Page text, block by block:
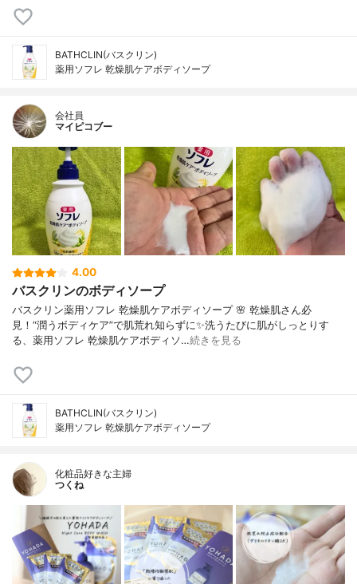
BATHCLIN(バスクリン)
薬用ソフレ 乾燥肌ケアボディソープ
会社員
マイピコブー
4.00
バスクリンのボディソープ
バスクリン薬用ソフレ 乾燥肌ケアボディソープ 🌸 乾燥肌さん必
見！“潤うボディケア”で肌荒れ知らずに✨洗うたびに肌がしっとりす
る、薬用ソフレ 乾燥肌ケアボディソ…続きを見る
BATHCLIN(バスクリン)
薬用ソフレ 乾燥肌ケアボディソープ
化粧品好きな主婦
つくね